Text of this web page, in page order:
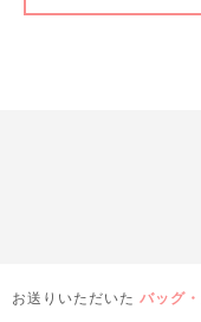
お送りいただいた バッグ